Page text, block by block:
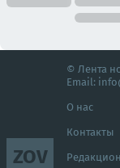
ZOV
© Лента
Email:
О нас
Контакты